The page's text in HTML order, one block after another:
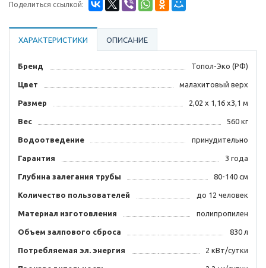
Поделиться ссылкой:
ХАРАКТЕРИСТИКИ ОПИСАНИЕ
Бренд Топол-Эко (РФ)
Цвет малахитовый верх
Размер 2,02 х 1,16 х3,1 м
Вес 560 кг
Водоотведение принудительно
Гарантия 3 года
Глубина залегания трубы 80-140 см
Количество пользователей до 12 человек
Материал изготовления полипропилен
Объем залпового сброса 830 л
Потребляемая эл. энергия 2 кВт/сутки